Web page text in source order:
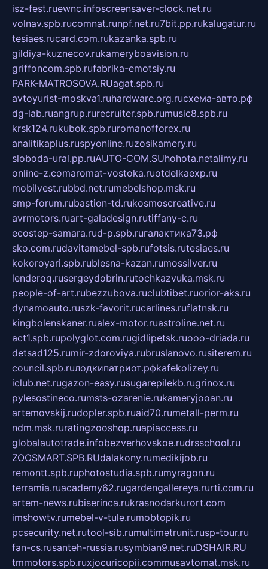
isz-fest.ruewnc.infoscreensaver-clock.net.ru
volnav.spb.rucomnat.runpf.net.ru7bit.pp.rukalugatur.ru
tesiaes.rucard.com.rukazanka.spb.ru
gildiya-kuznecov.rukameryboavision.ru
griffoncom.spb.rufabrika-emotsiy.ru
PARK-MATROSOVA.RUagat.spb.ru
avtoyurist-moskva1.ruhardware.org.ruсхема-авто.рф
dg-lab.ruangrup.rurecruiter.spb.rumusic8.spb.ru
krsk124.rukubok.spb.ruromanofforex.ru
analitikaplus.ruspyonline.ruzosikamery.ru
sloboda-ural.pp.ruAUTO-COM.SUhohota.netalimy.ru
online-z.comaromat-vostoka.ruotdelkaexp.ru
mobilvest.rubbd.net.rumebelshop.msk.ru
smp-forum.rubastion-td.rukosmoscreative.ru
avrmotors.ruart-galadesign.rutiffany-c.ru
ecostep-samara.rud-p.spb.ruгалактика73.рф
sko.com.rudavitamebel-spb.rufotsis.rutesiaes.ru
kokoroyari.spb.rublesna-kazan.rumossilver.ru
lenderoq.rusergeydobrin.rutochkazvuka.msk.ru
people-of-art.rubezzubova.ruclubtibet.ruorior-aks.ru
dynamoauto.ruszk-favorit.rucarlines.ruflatnsk.ru
kingbolenskaner.rualex-motor.ruastroline.net.ru
act1.spb.rupolyglot.com.rugidlipetsk.ruooo-driada.ru
detsad125.rumir-zdoroviya.rubruslanovo.rusiterem.ru
council.spb.ruлодкипатриот.рфkafekolizey.ru
iclub.net.rugazon-easy.rusugarepilekb.rugrinox.ru
pylesostineco.rumsts-ozarenie.rukameryjooan.ru
artemovskij.rudopler.spb.ruaid70.rumetall-perm.ru
ndm.msk.ruratingzooshop.ruapiaccess.ru
globalautotrade.infobezverhovskoe.rudrsschool.ru
ZOOSMART.SPB.RUdalakony.rumedikijob.ru
remontt.spb.ruphotostudia.spb.rumyragon.ru
terramia.ruacademy62.rugardengallereya.rurti.com.ru
artem-news.rubiserinca.rukrasnodarkurort.com
imshowtv.rumebel-v-tule.rumobtopik.ru
pcsecurity.net.rutool-sib.rumultimetrunit.rusp-tour.ru
fan-cs.rusanteh-russia.rusymbian9.net.ruDSHAIR.RU
tmmotors.spb.ruxjocuricopii.commusavtomat.msk.ru